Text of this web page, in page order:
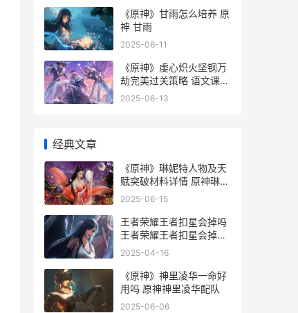
《原神》甘雨怎么培养 原
神 甘雨
2025-06-11
《原神》虔心炽火坚钢万
劫完美过关策略 语文课时
练答案九下
2025-06-13
经典文章
《原神》琳妮特人物及天
赋突破材料详情 原神琳妮
特被旅行者奖励是哪一集
2025-06-15
王者荣耀王者扣星会掉吗
王者荣耀王者扣星会掉吗
苹果
2025-04-16
《原神》神里凌华一命好
用吗 原神神里凌华配队
2025-06-06